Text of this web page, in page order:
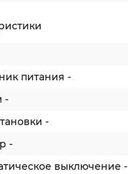
питания -
-
-
-
выключение -